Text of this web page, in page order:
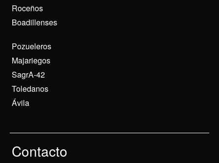
Roceños
Boadillenses
Pozueleros
Majariegos
SagrA-42
Toledanos
Ávila
Contacto